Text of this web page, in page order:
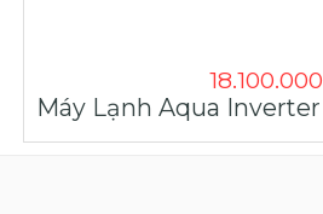
18.100.000